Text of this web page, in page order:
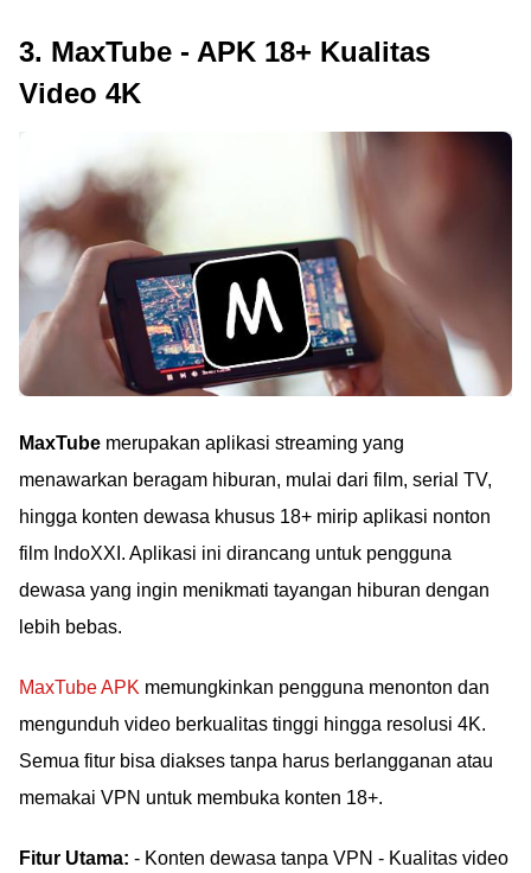
3. MaxTube - APK 18+ Kualitas
Video 4K
MaxTube merupakan aplikasi streaming yang
menawarkan beragam hiburan, mulai dari film, serial TV,
hingga konten dewasa khusus 18+ mirip aplikasi nonton
film IndoXXI. Aplikasi ini dirancang untuk pengguna
dewasa yang ingin menikmati tayangan hiburan dengan
lebih bebas.
MaxTube APK memungkinkan pengguna menonton dan
mengunduh video berkualitas tinggi hingga resolusi 4K.
Semua fitur bisa diakses tanpa harus berlangganan atau
memakai VPN untuk membuka konten 18+.
Fitur Utama: - Konten dewasa tanpa VPN - Kualitas video